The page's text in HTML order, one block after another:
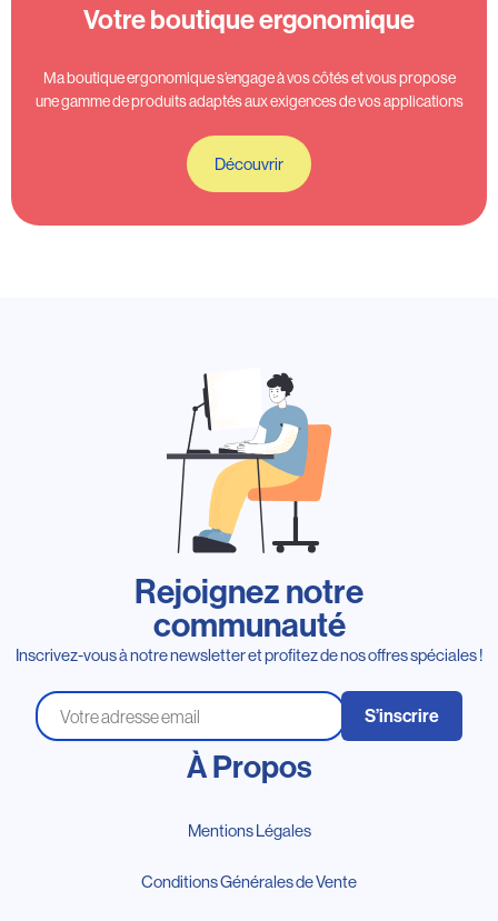
Votre boutique ergonomique
Ma boutique ergonomique s’engage à vos côtés et vous propose
une gamme de produits adaptés aux exigences de vos applications
Découvrir
Rejoignez notre
communauté
Inscrivez-vous à notre newsletter et profitez de nos offres spéciales !
S’inscrire
À Propos
Mentions Légales
Conditions Générales de Vente